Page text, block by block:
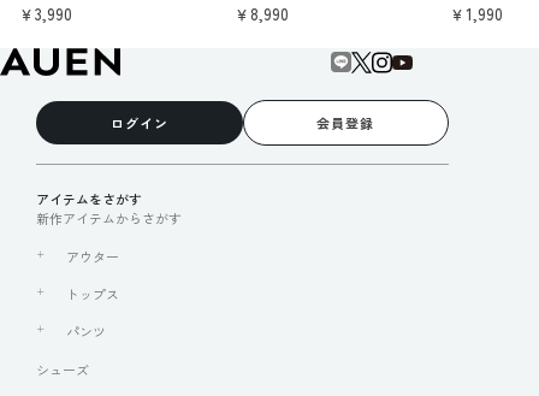
￥3,990
￥8,990
￥1,990
ログイン 会員登録
アイテムをさがす
新作アイテムからさがす
アウター
トップス
パンツ
シューズ